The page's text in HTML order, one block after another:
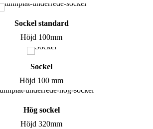
Sockel standard
Höjd 100mm
Sockel
Höjd 100 mm
Hög sockel
Höjd 320mm